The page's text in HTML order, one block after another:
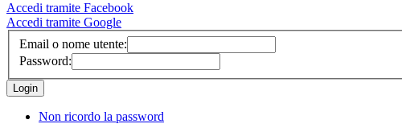
Accedi tramite Facebook
Accedi tramite Google
Email o nome utente:
Password:
Non ricordo la password